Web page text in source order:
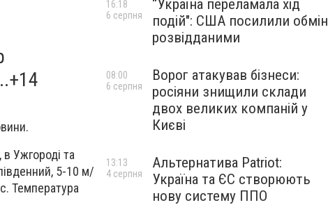
в Ужгороді та
5-10 м/
Температура
“Україна переламала хід
подій": США посилили обмін
розвідданими
16:18
6 серпня
Ворог атакував бізнеси:
росіяни знищили склади
двох великих компаній у
Києві
08:00
6 серпня
Альтернатива Patriot:
Україна та ЄС створюють
нову систему ППО
13:13
4 серпня